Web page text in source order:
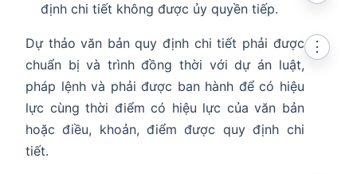
định chi tiết không được ủy quyền tiếp.
Dự thảo văn bản quy định chi tiết phải được
chuẩn bị và trình đồng thời với dự án luật,
pháp lệnh và phải được ban hành để có hiệu
lực cùng thời điểm có hiệu lực của văn bản
hoặc điều, khoản, điểm được quy định chi
tiết.
⋮